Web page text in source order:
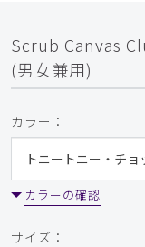
Scrub Canvas
(男女兼用)
カラー：
カラーの確認
サイズ：